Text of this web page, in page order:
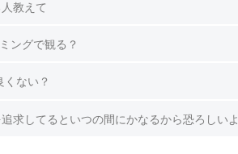
教えて
ングで観る？
ない？
求してるといつの間にかなるから恐ろしいよ